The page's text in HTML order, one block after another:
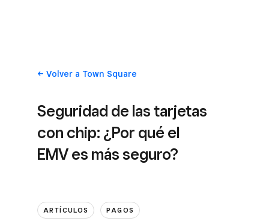
Volvera Town Square
Seguridad de las tarjetas
con chip: ¿Por qué el
EMV es más seguro?
ARTÍCULOS PAGOS